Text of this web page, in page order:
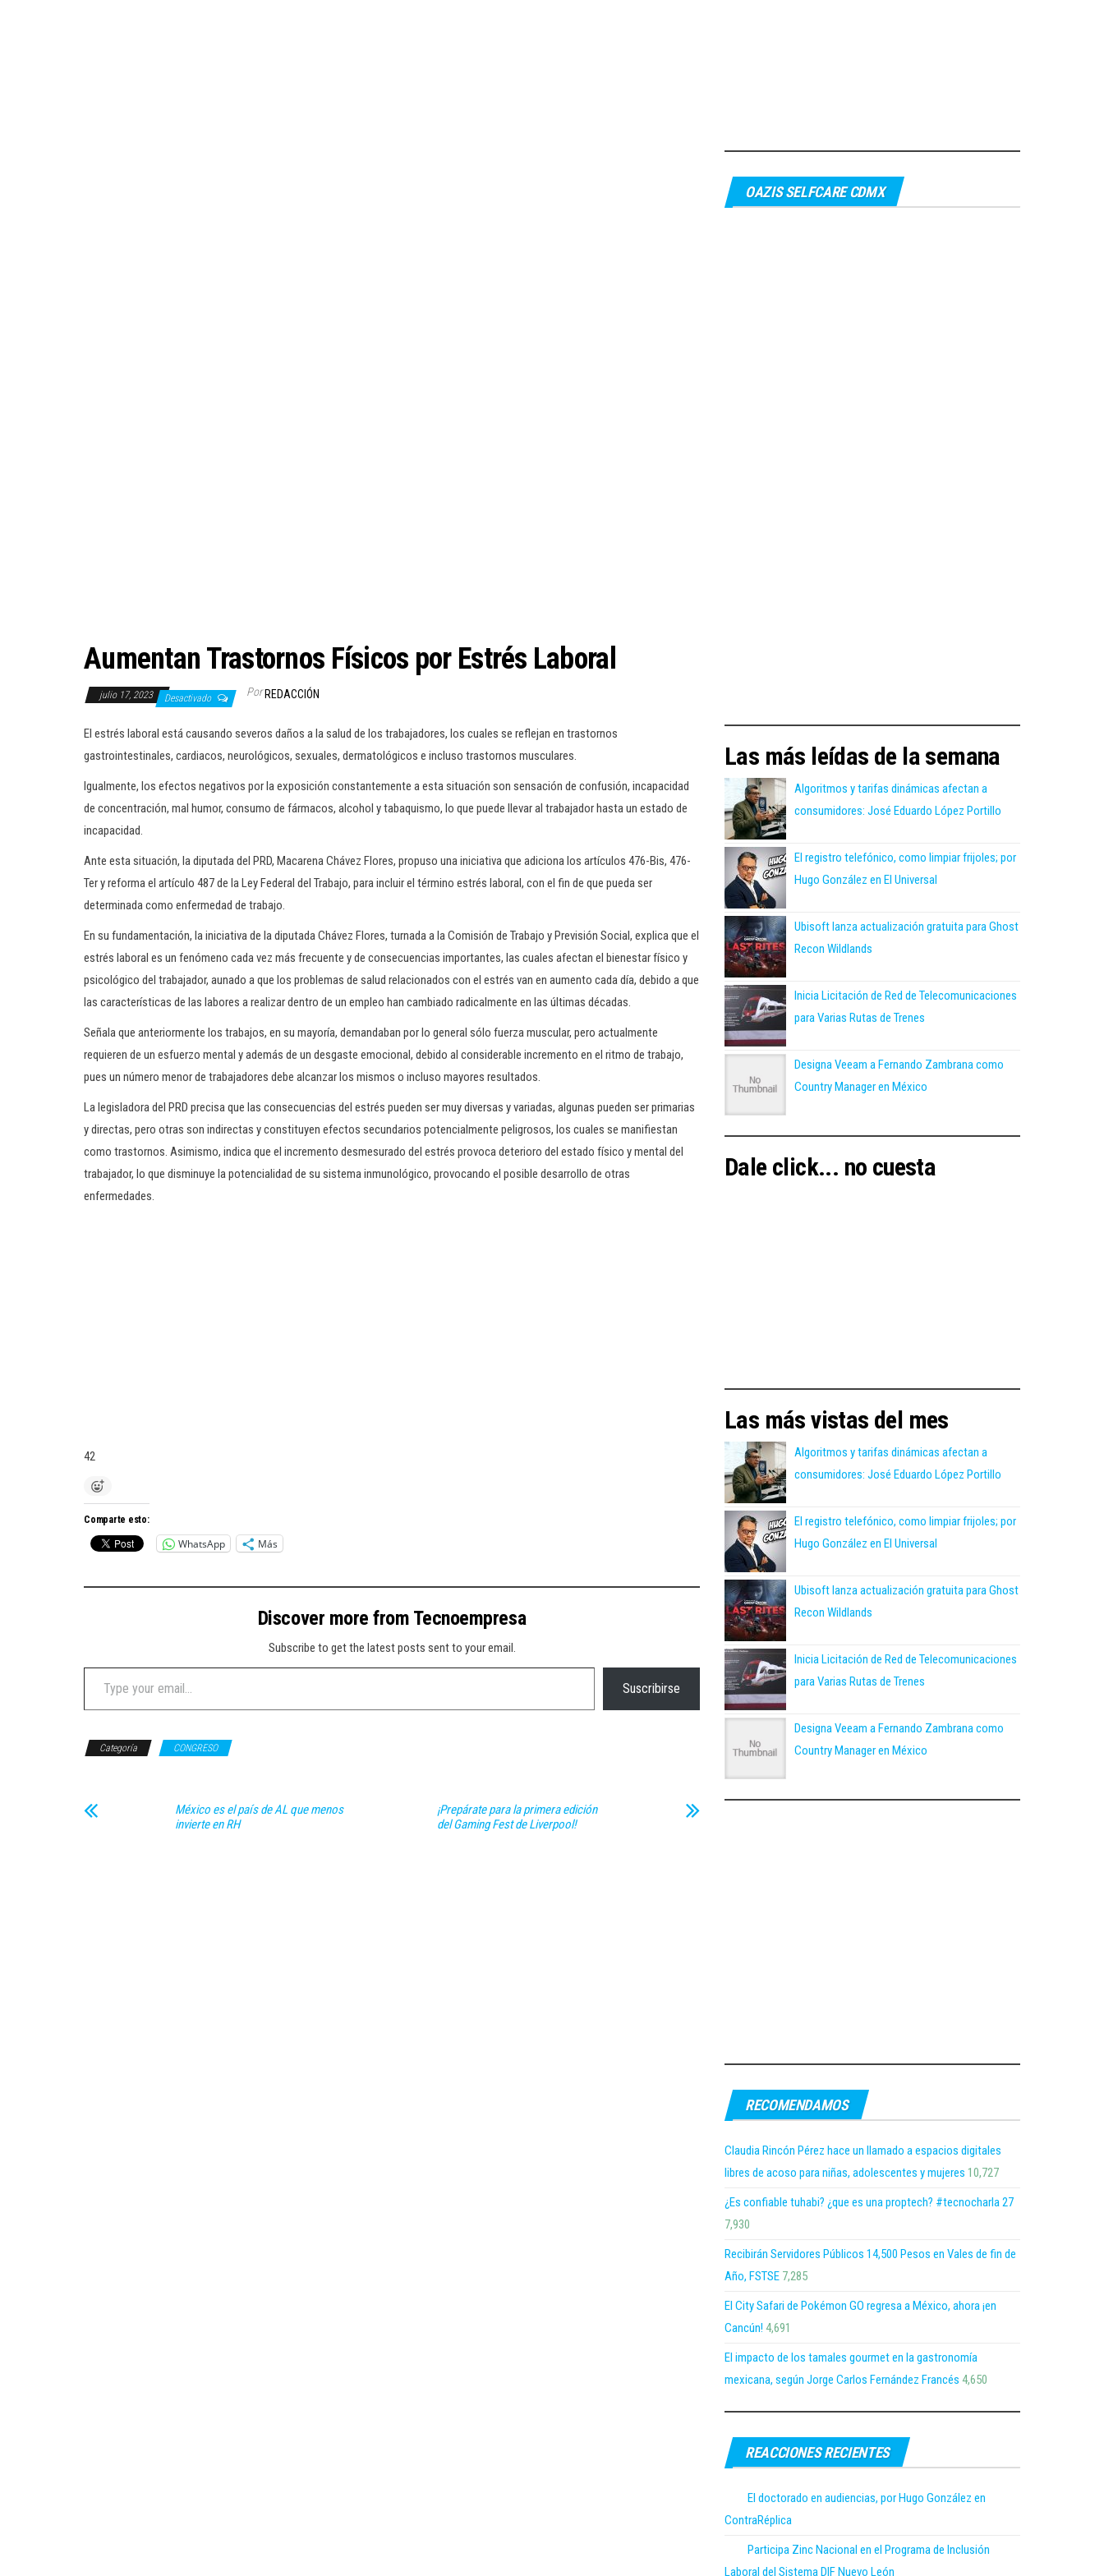
Aumentan Trastornos Físicos por Estrés Laboral
julio 17, 2023 Desactivado Por REDACCIÓN
El estrés laboral está causando severos daños a la salud de los trabajadores, los cuales se reflejan en trastornos
gastrointestinales, cardiacos, neurológicos, sexuales, dermatológicos e incluso trastornos musculares.
Igualmente, los efectos negativos por la exposición constantemente a esta situación son sensación de confusión, incapacidad
de concentración, mal humor, consumo de fármacos, alcohol y tabaquismo, lo que puede llevar al trabajador hasta un estado de
incapacidad.
Ante esta situación, la diputada del PRD, Macarena Chávez Flores, propuso una iniciativa que adiciona los artículos 476-Bis, 476-
Ter y reforma el artículo 487 de la Ley Federal del Trabajo, para incluir el término estrés laboral, con el fin de que pueda ser
determinada como enfermedad de trabajo.
En su fundamentación, la iniciativa de la diputada Chávez Flores, turnada a la Comisión de Trabajo y Previsión Social, explica que el
estrés laboral es un fenómeno cada vez más frecuente y de consecuencias importantes, las cuales afectan el bienestar físico y
psicológico del trabajador, aunado a que los problemas de salud relacionados con el estrés van en aumento cada día, debido a que
las características de las labores a realizar dentro de un empleo han cambiado radicalmente en las últimas décadas.
Señala que anteriormente los trabajos, en su mayoría, demandaban por lo general sólo fuerza muscular, pero actualmente
requieren de un esfuerzo mental y además de un desgaste emocional, debido al considerable incremento en el ritmo de trabajo,
pues un número menor de trabajadores debe alcanzar los mismos o incluso mayores resultados.
La legisladora del PRD precisa que las consecuencias del estrés pueden ser muy diversas y variadas, algunas pueden ser primarias
y directas, pero otras son indirectas y constituyen efectos secundarios potencialmente peligrosos, los cuales se manifiestan
como trastornos. Asimismo, indica que el incremento desmesurado del estrés provoca deterioro del estado físico y mental del
trabajador, lo que disminuye la potencialidad de su sistema inmunológico, provocando el posible desarrollo de otras
enfermedades.
42
Comparte esto:
WhatsApp Más
Discover more from Tecnoempresa
Subscribe to get the latest posts sent to your email.
Type your email…
Suscribirse
Categoría CONGRESO
México es el país de AL que menos
invierte en RH
¡Prepárate para la primera edición
del Gaming Fest de Liverpool!
OAZIS SELFCARE CDMX
Las más leídas de la semana
Algoritmos y tarifas dinámicas afectan a
consumidores: José Eduardo López Portillo
El registro telefónico, como limpiar frijoles; por
Hugo González en El Universal
Ubisoft lanza actualización gratuita para Ghost
Recon Wildlands
Inicia Licitación de Red de Telecomunicaciones
para Varias Rutas de Trenes
Designa Veeam a Fernando Zambrana como
Country Manager en México
Dale click... no cuesta
Las más vistas del mes
Algoritmos y tarifas dinámicas afectan a
consumidores: José Eduardo López Portillo
El registro telefónico, como limpiar frijoles; por
Hugo González en El Universal
Ubisoft lanza actualización gratuita para Ghost
Recon Wildlands
Inicia Licitación de Red de Telecomunicaciones
para Varias Rutas de Trenes
Designa Veeam a Fernando Zambrana como
Country Manager en México
RECOMENDAMOS
Claudia Rincón Pérez hace un llamado a espacios digitales
libres de acoso para niñas, adolescentes y mujeres 10,727
¿Es confiable tuhabi? ¿que es una proptech? #tecnocharla 27
7,930
Recibirán Servidores Públicos 14,500 Pesos en Vales de fin de
Año, FSTSE 7,285
El City Safari de Pokémon GO regresa a México, ahora ¡en
Cancún! 4,691
El impacto de los tamales gourmet en la gastronomía
mexicana, según Jorge Carlos Fernández Francés 4,650
REACCIONES RECIENTES
El doctorado en audiencias, por Hugo González en
ContraRéplica
Participa Zinc Nacional en el Programa de Inclusión
Laboral del Sistema DIF Nuevo León